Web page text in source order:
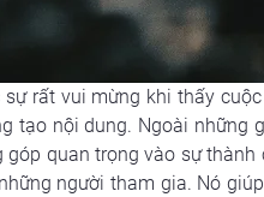
sự rất vui mừng khi thấy
tạo nội dung. Ngoài những
góp quan trọng vào sự
người tham gia. Nó